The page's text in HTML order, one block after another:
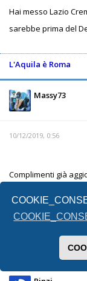
Hai messo Lazio
sarebbe prima del
L'Aquila è Roma
Massy73
10/12/2019, 0:56
Complimenti già
Inviato dal mio SM-
Concordia parvae